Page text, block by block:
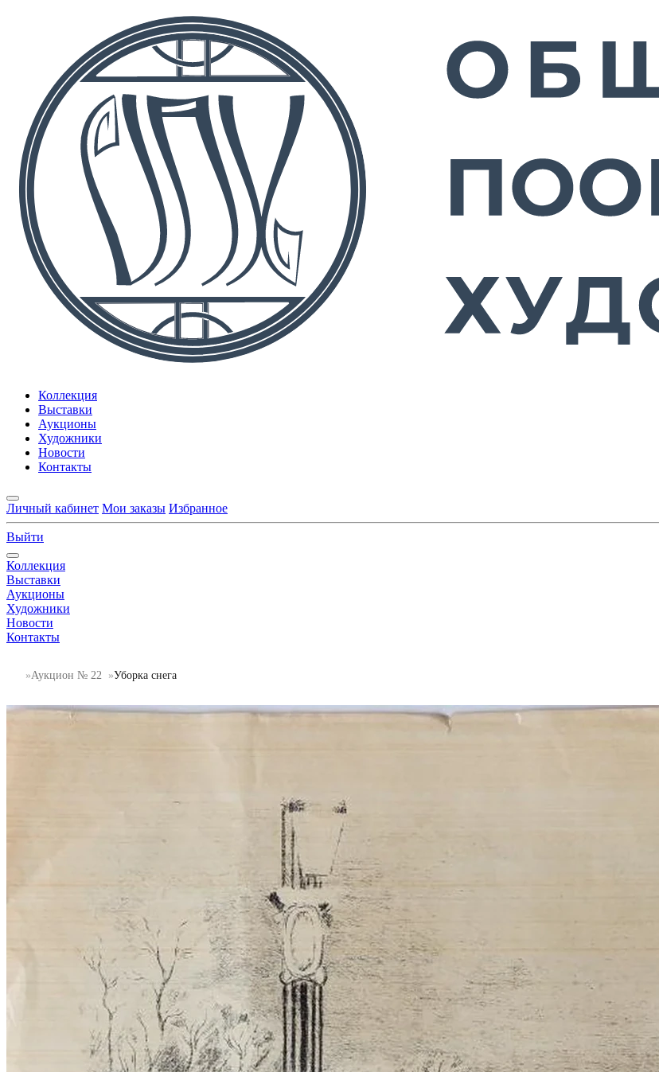
Коллекция
Выставки
Аукционы
Художники
Новости
Контакты
Личный кабинет Мои заказы Избранное
Выйти
Коллекция
Выставки
Аукционы
Художники
Новости
Контакты
Аукцион № 22 Уборка снега